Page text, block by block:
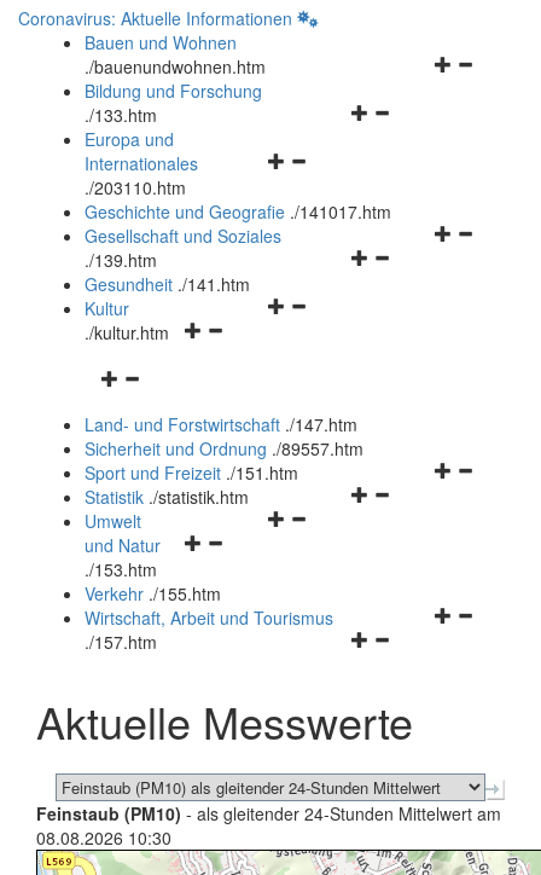
Coronavirus: Aktuelle Informationen
Bauen und Wohnen
./bauenundwohnen.htm
Navigationsmenü
Bildung und Forschung
./133.htm
Navigationsmenü
und
schließen
Europa und
Internationales
./203110.htm
Geschichte und Geografie ./141017.htm
Navigationsmenü
Gesellschaft und Soziales
./139.htm
Navigationsmenü
Gesundheit ./141.htm
Navigationsmenü
Kultur
./kultur.htm
Navigationsmenü
und
schließen
Land- und Forstwirtschaft ./147.htm
Sicherheit und Ordnung ./89557.htm
Navigationsmenü
Sport und Freizeit ./151.htm
Navigationsmenü
Statistik ./statistik.htm
Navigationsmenü
und
schließen
Umwelt
und Natur
./153.htm
Verkehr ./155.htm
Navigationsmenü
schließen
Wirtschaft, Arbeit und Tourismus
./157.htm
Aktuelle Messwerte
Feinstaub (PM10) - als gleitender 24-Stunden Mittelwert am
08.08.2026 10:30